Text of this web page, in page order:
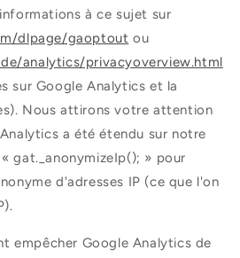
à ce sujet sur
dlpage/gaoptout ou
analytics/privacyoverview.html
sur Google Analytics et la
Nous attirons votre attention
a été étendu sur notre
gat._anonymizeIp(); » pour
d'adresses IP (ce que l'on
empêcher Google Analytics de